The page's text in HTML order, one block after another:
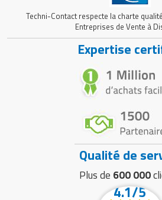
Techni-Contact respecte la charte
Entreprises de Vente à
Expertise
Qualité de
Plus de 600 000
4.1/5